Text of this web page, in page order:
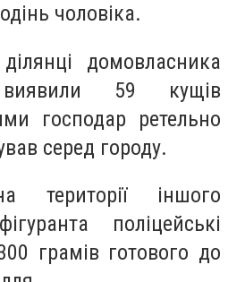
чоловіка.
домовласника
виявили 59 кущів
господар ретельно
серед городу.
території іншого
поліцейські
грамів готового до